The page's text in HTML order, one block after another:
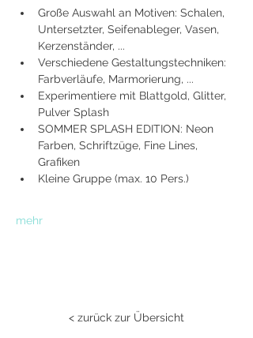
Große Auswahl an Motiven: Schalen,
Untersetzter, Seifenableger, Vasen,
Kerzenständer, ...
Verschiedene Gestaltungstechniken:
Farbverläufe, Marmorierung, ...
Experimentiere mit Blattgold, Glitter,
Pulver Splash
SOMMER SPLASH EDITION: Neon
Farben, Schriftzüge, Fine Lines,
Grafiken
Kleine Gruppe (max. 10 Pers.)
mehr
< zurück zur Übersicht